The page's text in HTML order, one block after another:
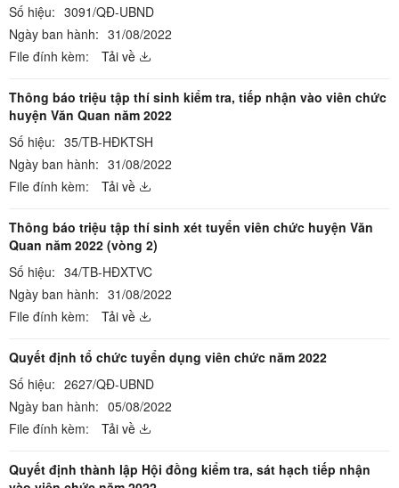
Số hiệu: 3091/QĐ-UBND
Ngày ban hành: 31/08/2022
File đính kèm:
Tải về
Thông báo triệu tập thí sinh kiểm tra, tiếp nhận vào viên chức
huyện Văn Quan năm 2022
Số hiệu: 35/TB-HĐKTSH
Ngày ban hành: 31/08/2022
File đính kèm:
Tải về
Thông báo triệu tập thí sinh xét tuyển viên chức huyện Văn
Quan năm 2022 (vòng 2)
Số hiệu: 34/TB-HĐXTVC
Ngày ban hành: 31/08/2022
File đính kèm:
Tải về
Quyết định tổ chức tuyển dụng viên chức năm 2022
Số hiệu: 2627/QĐ-UBND
Ngày ban hành: 05/08/2022
File đính kèm:
Tải về
Quyết định thành lập Hội đồng kiểm tra, sát hạch tiếp nhận